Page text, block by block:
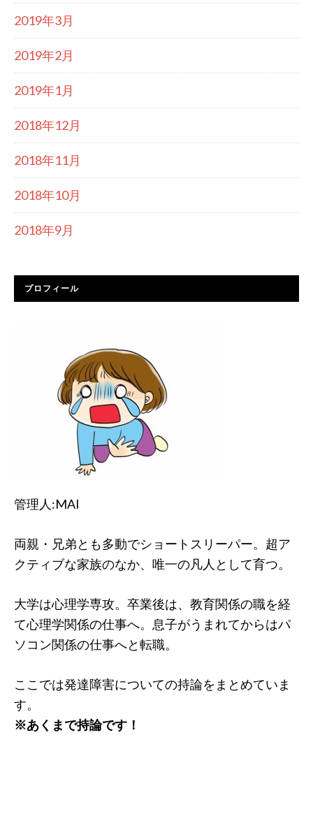
2019年3月
2019年2月
2019年1月
2018年12月
2018年11月
2018年10月
2018年9月
プロフィール
管理人:MAI
両親・兄弟とも多動でショートスリーパー。超ア
クティブな家族のなか、唯一の凡人として育つ。
大学は心理学専攻。卒業後は、教育関係の職を経
て心理学関係の仕事へ。息子がうまれてからはパ
ソコン関係の仕事へと転職。
ここでは発達障害についての持論をまとめていま
す。
※あくまで持論です！